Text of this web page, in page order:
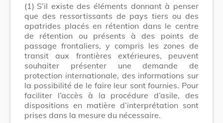
(1) S’il existe des éléments donnant à penser
que des ressortissants de pays tiers ou des
apatrides placés en rétention dans le centre
de rétention ou présents à des points de
passage frontaliers, y compris les zones de
transit aux frontières extérieures, peuvent
souhaiter présenter une demande de
protection internationale, des informations sur
la possibilité de le faire leur sont fournies. Pour
faciliter l’accès à la procédure d’asile, des
dispositions en matière d’interprétation sont
prises dans la mesure du nécessaire.